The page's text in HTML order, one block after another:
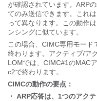
が確認されています。ARP
てのみ送信できます。これ
って異なります。この動作
ンシングに似ています。
この場合、CIMC専用モー
終わります。アクティブ/ア
LOMでは、CIMC#1のMAC
c2で終わります。
CIMCの動作の要点：
・ ARP応答は、1つのアク